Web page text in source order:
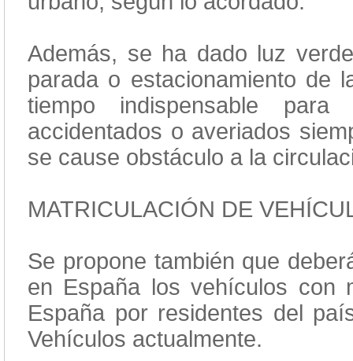
Además, se ha dado luz
parada o estacionamiento de
tiempo indispensable
accidentados o averiados
se cause obstáculo a la
MATRICULACIÓN DE
Se propone también que
en España los vehículos con
España por residentes del
Vehículos actualmente.